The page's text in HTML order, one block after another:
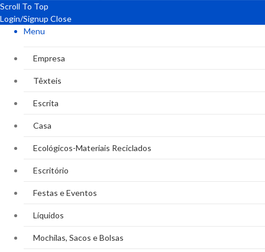
Scroll To Top
Login/Signup Close
Menu
Empresa
Têxteis
Escrita
Casa
Ecológicos-Materiais Reciclados
Escritório
Festas e Eventos
Líquidos
Mochilas, Sacos e Bolsas